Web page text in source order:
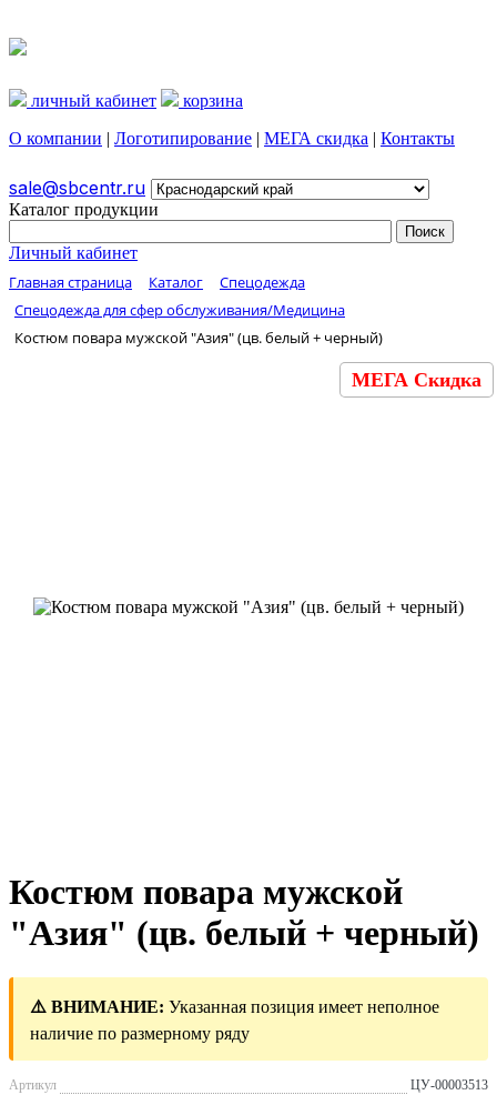
личный кабинет
корзина
О компании | Логотипирование | МЕГА скидка | Контакты
sale@sbcentr.ru
Каталог продукции
Личный кабинет
Главная страница Каталог
Спецодежда
Спецодежда для сфер обслуживания/Медицина
Костюм повара мужской "Азия" (цв. белый + черный)
МЕГА Скидка
Костюм повара мужской
"Азия" (цв. белый + черный)
⚠️ ВНИМАНИЕ: Указанная позиция имеет неполное
наличие по размерному ряду
Артикул ЦУ-00003513